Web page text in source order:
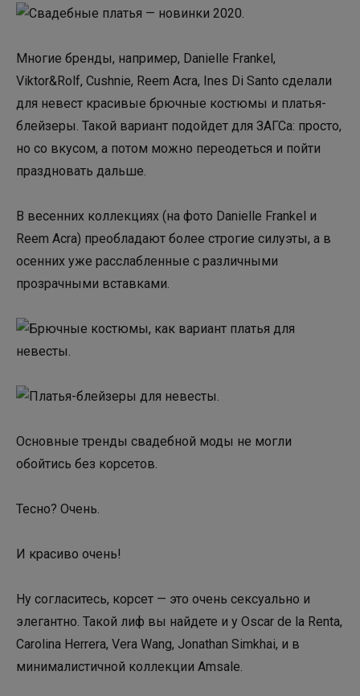
Многие бренды, например, Danielle Frankel,
Viktor&Rolf, Cushnie, Reem Acra, Ines Di Santo сделали
для невест красивые брючные костюмы и платья-
блейзеры. Такой вариант подойдет для ЗАГСа: просто,
но со вкусом, а потом можно переодеться и пойти
праздновать дальше.
В весенних коллекциях (на фото Danielle Frankel и
Reem Acra) преобладают более строгие силуэты, а в
осенних уже расслабленные с различными
прозрачными вставками.
Основные тренды свадебной моды не могли
обойтись без корсетов.
Тесно? Очень.
И красиво очень!
Ну согласитесь, корсет — это очень сексуально и
элегантно. Такой лиф вы найдете и у Oscar de la Renta,
Carolina Herrera, Vera Wang, Jonathan Simkhai, и в
минималистичной коллекции Amsale.